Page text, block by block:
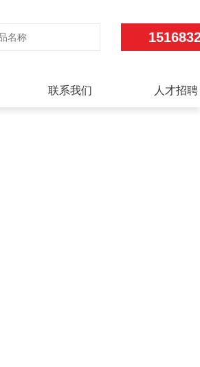
联系我们 人才招聘